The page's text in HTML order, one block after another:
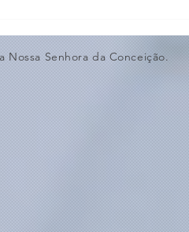
ao Dia dos
Nossa Senhora da Conceição.